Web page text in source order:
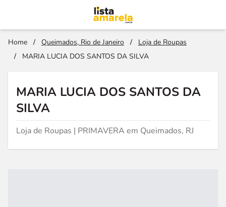
Home / Queimados, Rio de Janeiro /
Loja de Roupas
/
MARIA LUCIA DOS SANTOS DA SILVA
MARIA LUCIA DOS SANTOS DA
SILVA
Loja de Roupas | PRIMAVERA em Queimados, RJ